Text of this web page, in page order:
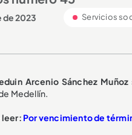
de 2023 Servicios
Arcenio Sánchez Muñoz
Medellín.
leer: Por vencimiento de